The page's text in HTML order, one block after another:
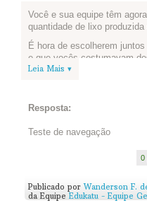
Você e sua equipe têm
quantidade de lixo
É hora de escolherem
e que vocês costumavam
como poderiam reutilizá-lo,
Nunes Bezerra criaram para
Toodo Eco
Gecko Stickers
Leia Mais ▾
Resposta:
Teste de navegação
0
Publicado por Wanderson F.
da Equipe Edukatu - Equipe